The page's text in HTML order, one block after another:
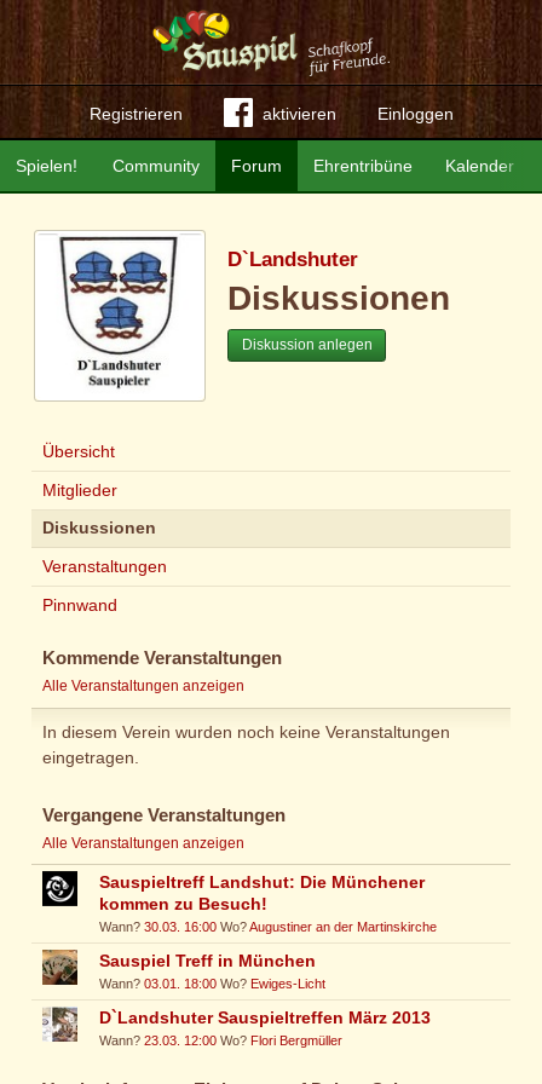
Registrieren aktivieren Einloggen
Community Forum Ehrentribüne Kalender
Spielen!
D`Landshuter
Diskussionen
Diskussion anlegen
Übersicht
Mitglieder
Diskussionen
Veranstaltungen
Pinnwand
Kommende Veranstaltungen
Alle Veranstaltungen anzeigen
In diesem Verein wurden noch keine Veranstaltungen
eingetragen.
Vergangene Veranstaltungen
Alle Veranstaltungen anzeigen
Sauspieltreff Landshut: Die Münchener
kommen zu Besuch!
Wann?30.03. 16:00 Wo?Augustiner an der Martinskirche
Sauspiel Treff in München
Wann?03.01. 18:00 Wo?Ewiges-Licht
D`Landshuter Sauspieltreffen März 2013
Wann?23.03. 12:00 Wo?Flori Bergmüller